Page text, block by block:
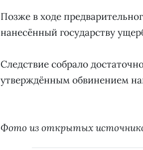
Позже в ходе
нанесённый государству
Следствие собрало
утверждённым обвинением
Фото из открытых